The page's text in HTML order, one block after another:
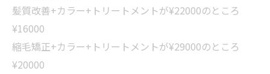
髪質改善+カラー+トリートメントが¥22000のところ
¥16000
縮毛矯正+カラー+トリートメントが¥29000のところ
¥20000